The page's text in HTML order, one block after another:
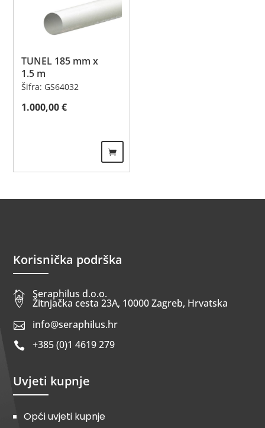
TUNEL 185 mm x
1.5 m
Šifra: GS64032
1.000,00€
Korisnička podrška
 Seraphilus d.o.o.
 Žitnjačka cesta 23A, 10000 Zagreb, Hrvatska
 info@seraphilus.hr
 +385 (0)1 4619 279
Uvjeti kupnje
Opći uvjeti kupnje